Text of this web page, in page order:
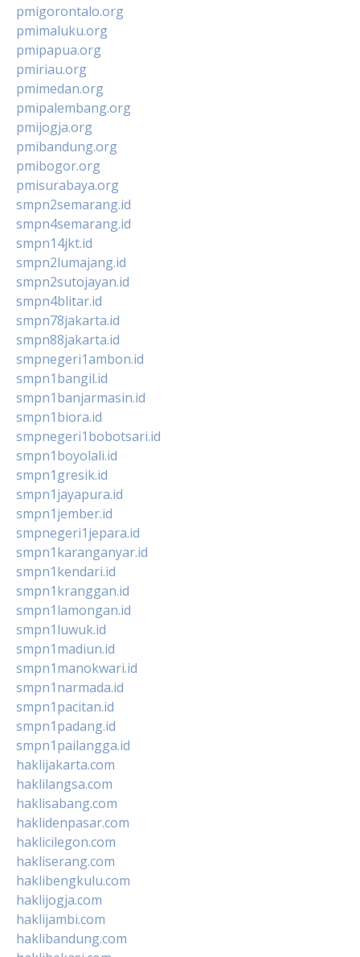
pmigorontalo.org
pmimaluku.org
pmipapua.org
pmiriau.org
pmimedan.org
pmipalembang.org
pmijogja.org
pmibandung.org
pmibogor.org
pmisurabaya.org
smpn2semarang.id
smpn4semarang.id
smpn14jkt.id
smpn2lumajang.id
smpn2sutojayan.id
smpn4blitar.id
smpn78jakarta.id
smpn88jakarta.id
smpnegeri1ambon.id
smpn1bangil.id
smpn1banjarmasin.id
smpn1biora.id
smpnegeri1bobotsari.id
smpn1boyolali.id
smpn1gresik.id
smpn1jayapura.id
smpn1jember.id
smpnegeri1jepara.id
smpn1karanganyar.id
smpn1kendari.id
smpn1kranggan.id
smpn1lamongan.id
smpn1luwuk.id
smpn1madiun.id
smpn1manokwari.id
smpn1narmada.id
smpn1pacitan.id
smpn1padang.id
smpn1pailangga.id
haklijakarta.com
haklilangsa.com
haklisabang.com
haklidenpasar.com
haklicilegon.com
hakliserang.com
haklibengkulu.com
haklijogja.com
haklijambi.com
haklibandung.com